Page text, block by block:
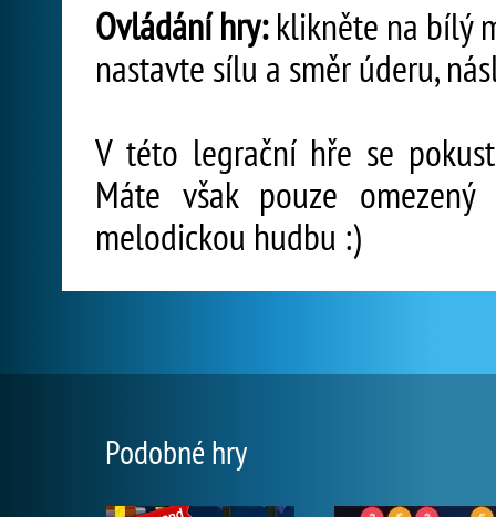
Ovládání hry:klikněte na bílý
nastavte sílu a směr úderu,
V této legrační hře se
Máte však pouze
melodickou hudbu :)
Podobné hry